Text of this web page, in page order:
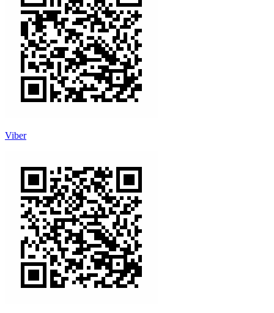
Viber